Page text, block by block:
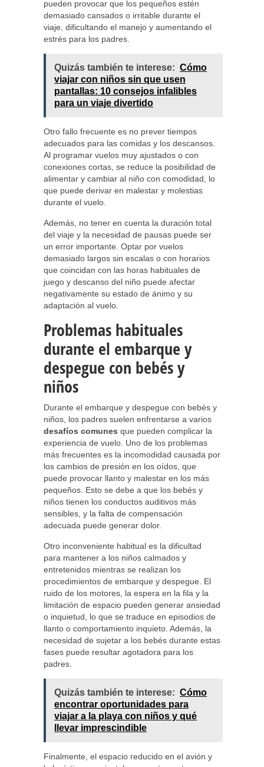
pueden provocar que los pequeños estén
demasiado cansados o irritable durante el
viaje, dificultando el manejo y aumentando el
estrés para los padres.
Quizás también te interese: Cómo
viajar con niños sin que usen
pantallas: 10 consejos infalibles
para un viaje divertido
Otro fallo frecuente es no prever tiempos
adecuados para las comidas y los descansos.
Al programar vuelos muy ajustados o con
conexiones cortas, se reduce la posibilidad de
alimentar y cambiar al niño con comodidad, lo
que puede derivar en malestar y molestias
durante el vuelo.
Además, no tener en cuenta la duración total
del viaje y la necesidad de pausas puede ser
un error importante. Optar por vuelos
demasiado largos sin escalas o con horarios
que coincidan con las horas habituales de
juego y descanso del niño puede afectar
negativamente su estado de ánimo y su
adaptación al vuelo.
Problemas habituales
durante el embarque y
despegue con bebés y
niños
Durante el embarque y despegue con bebés y
niños, los padres suelen enfrentarse a varios
desafíos comunes que pueden complicar la
experiencia de vuelo. Uno de los problemas
más frecuentes es la incomodidad causada por
los cambios de presión en los oídos, que
puede provocar llanto y malestar en los más
pequeños. Esto se debe a que los bebés y
niños tienen los conductos auditivos más
sensibles, y la falta de compensación
adecuada puede generar dolor.
Otro inconveniente habitual es la dificultad
para mantener a los niños calmados y
entretenidos mientras se realizan los
procedimientos de embarque y despegue. El
ruido de los motores, la espera en la fila y la
limitación de espacio pueden generar ansiedad
o inquietud, lo que se traduce en episodios de
llanto o comportamiento inquieto. Además, la
necesidad de sujetar a los bebés durante estas
fases puede resultar agotadora para los
padres.
Quizás también te interese: Cómo
encontrar oportunidades para
viajar a la playa con niños y qué
llevar imprescindible
Finalmente, el espacio reducido en el avión y